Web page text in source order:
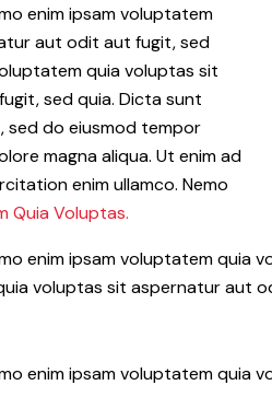
enim ipsam voluptatem
aut odit aut fugit, sed
quia voluptas sit
sed quia. Dicta sunt
sed do eiusmod tempor
magna aliqua. Ut enim ad
enim ullamco. Nemo
Quia Voluptas.
enim ipsam voluptatem quia
voluptas sit aspernatur aut
enim ipsam voluptatem